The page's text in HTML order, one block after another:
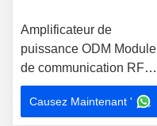
Amplificateur de
puissance ODM Module
de communication RF
Anti Drone NXPA25
520MHz
Causez Maintenant '